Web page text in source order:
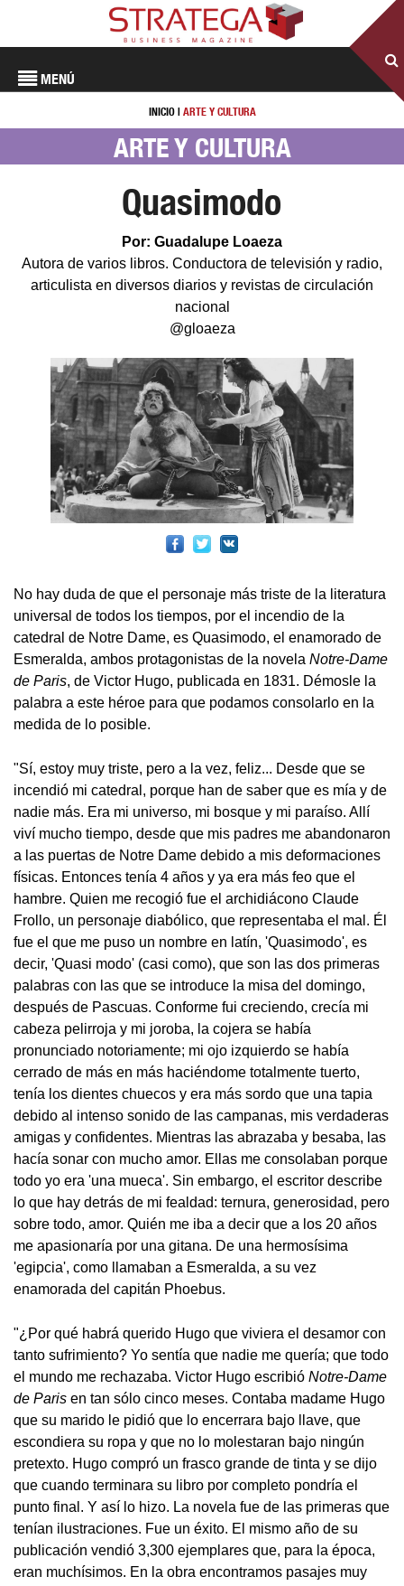
MENÚ
INICIO| ARTE Y CULTURA
ARTE Y CULTURA
Quasimodo
Por: Guadalupe Loaeza
Autora de varios libros. Conductora de televisión y radio,
articulista en diversos diarios y revistas de circulación
nacional
@gloaeza
No hay duda de que el personaje más triste de la literatura
universal de todos los tiempos, por el incendio de la
catedral de Notre Dame, es Quasimodo, el enamorado de
Esmeralda, ambos protagonistas de la novela Notre-Dame
de Paris, de Victor Hugo, publicada en 1831. Démosle la
palabra a este héroe para que podamos consolarlo en la
medida de lo posible.
"Sí, estoy muy triste, pero a la vez, feliz... Desde que se
incendió mi catedral, porque han de saber que es mía y de
nadie más. Era mi universo, mi bosque y mi paraíso. Allí
viví mucho tiempo, desde que mis padres me abandonaron
a las puertas de Notre Dame debido a mis deformaciones
físicas. Entonces tenía 4 años y ya era más feo que el
hambre. Quien me recogió fue el archidiácono Claude
Frollo, un personaje diabólico, que representaba el mal. Él
fue el que me puso un nombre en latín, 'Quasimodo', es
decir, 'Quasi modo' (casi como), que son las dos primeras
palabras con las que se introduce la misa del domingo,
después de Pascuas. Conforme fui creciendo, crecía mi
cabeza pelirroja y mi joroba, la cojera se había
pronunciado notoriamente; mi ojo izquierdo se había
cerrado de más en más haciéndome totalmente tuerto,
tenía los dientes chuecos y era más sordo que una tapia
debido al intenso sonido de las campanas, mis verdaderas
amigas y confidentes. Mientras las abrazaba y besaba, las
hacía sonar con mucho amor. Ellas me consolaban porque
todo yo era 'una mueca'. Sin embargo, el escritor describe
lo que hay detrás de mi fealdad: ternura, generosidad, pero
sobre todo, amor. Quién me iba a decir que a los 20 años
me apasionaría por una gitana. De una hermosísima
'egipcia', como llamaban a Esmeralda, a su vez
enamorada del capitán Phoebus.
"¿Por qué habrá querido Hugo que viviera el desamor con
tanto sufrimiento? Yo sentía que nadie me quería; que todo
el mundo me rechazaba. Victor Hugo escribió Notre-Dame
de Paris en tan sólo cinco meses. Contaba madame Hugo
que su marido le pidió que lo encerrara bajo llave, que
escondiera su ropa y que no lo molestaran bajo ningún
pretexto. Hugo compró un frasco grande de tinta y se dijo
que cuando terminara su libro por completo pondría el
punto final. Y así lo hizo. La novela fue de las primeras que
tenían ilustraciones. Fue un éxito. El mismo año de su
publicación vendió 3,300 ejemplares que, para la época,
eran muchísimos. En la obra encontramos pasajes muy